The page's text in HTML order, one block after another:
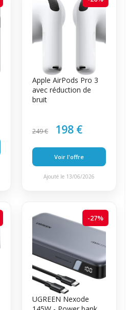
Apple AirPods Pro 3
avec réduction de
bruit
249 € 198 €
Voir l'offre
Ajouté le 13/06/2026
-27%
UGREEN Nexode